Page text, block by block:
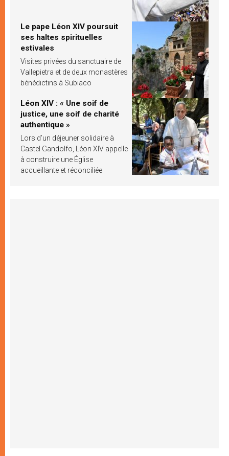
Le pape Léon XIV poursuit
ses haltes spirituelles
estivales
Visites privées du sanctuaire de
Vallepietra et de deux monastères
bénédictins à Subiaco
Léon XIV : « Une soif de
justice, une soif de charité
authentique »
Lors d’un déjeuner solidaire à
Castel Gandolfo, Léon XIV appelle
à construire une Église
accueillante et réconciliée